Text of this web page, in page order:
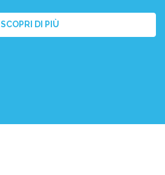
SCOPRI DI PIÙ